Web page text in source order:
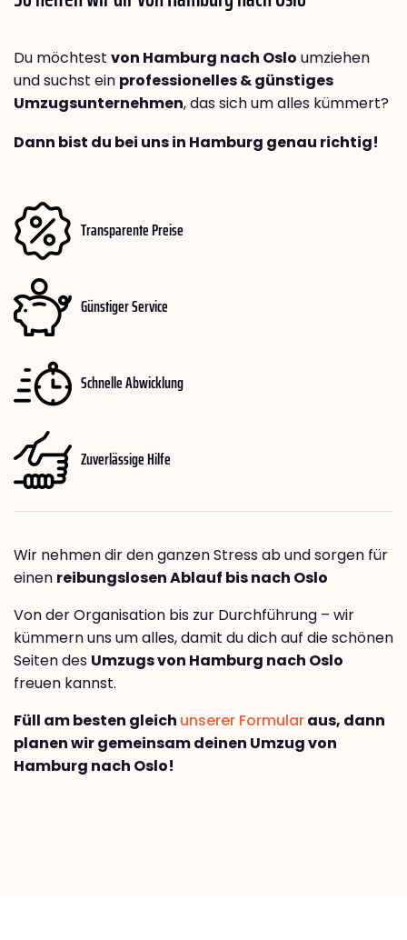
Du möchtest von Hamburg nach Oslo umziehen
und suchst ein professionelles & günstiges
Umzugsunternehmen, das sich um alles kümmert?
Dann bist du bei uns in Hamburg genau richtig!
Transparente Preise
Günstiger Service
Schnelle Abwicklung
Zuverlässige Hilfe
Wir nehmen dir den ganzen Stress ab und sorgen für
einen reibungslosen Ablauf bis nach Oslo
Von der Organisation bis zur Durchführung – wir
kümmern uns um alles, damit du dich auf die schönen
Seiten des Umzugs von Hamburg nach Oslo
freuen kannst.
Füll am besten gleich unserer Formularaus, dann
planen wir gemeinsam deinen Umzug von
Hamburg nach Oslo!